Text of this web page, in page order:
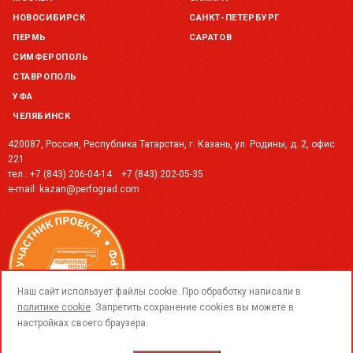
НОВОСИБИРСК
ПЕРМЬ
САНКТ-ПЕТЕРБУРГ
САРАТОВ
СИМФЕРОПОЛЬ
СТАВРОПОЛЬ
УФА
ЧЕЛЯБИНСК
420087, Россия, Республика Татарстан, г. Казань, ул. Родины, д. 2, офис
221
тел.:+7 (843) 206-04-14
+7 (843) 202-05-35
e-mail:kazan@perfograd.com
© 2015-2018 ООО «ПерфоГрад».
call
Наш сайт использует файлы cookie. Про обработку написали в
политике cookie. Запретить сохранение cookies вы можете в
настройках своего браузера.